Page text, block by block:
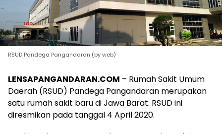
RSUD Pandega Pangandaran (by web)
LENSAPANGANDARAN.COM – Rumah Sakit Umum
Daerah (RSUD) Pandega Pangandaran merupakan
satu rumah sakit baru di Jawa Barat. RSUD ini
diresmikan pada tanggal 4 April 2020.